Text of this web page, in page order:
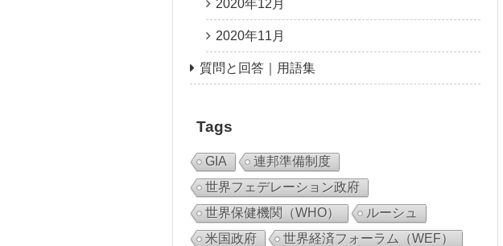
2020年12月
2020年11月
質問と回答｜用語集
Tags
GIA
連邦準備制度
世界フェデレーション政府
世界保健機関（WHO）
ルーシュ
米国政府
世界経済フォーラム（WEF）